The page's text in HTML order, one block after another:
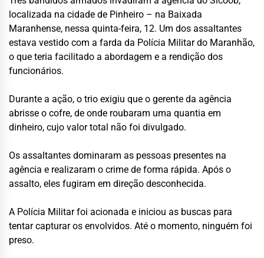
localizada na cidade de Pinheiro – na Baixada
Maranhense, nessa quinta-feira, 12. Um dos assaltantes
estava vestido com a farda da Polícia Militar do Maranhão,
o que teria facilitado a abordagem e a rendição dos
funcionários.
Durante a ação, o trio exigiu que o gerente da agência
abrisse o cofre, de onde roubaram uma quantia em
dinheiro, cujo valor total não foi divulgado.
Os assaltantes dominaram as pessoas presentes na
agência e realizaram o crime de forma rápida. Após o
assalto, eles fugiram em direção desconhecida.
A Polícia Militar foi acionada e iniciou as buscas para
tentar capturar os envolvidos. Até o momento, ninguém foi
preso.